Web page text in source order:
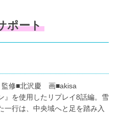
ポート
修■北沢慶 画■akisa
』を使用したリプレイ8話編。雪
一行は、中央域へと足を踏み入